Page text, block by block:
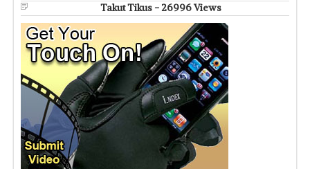
Takut Tikus - 26996 Views